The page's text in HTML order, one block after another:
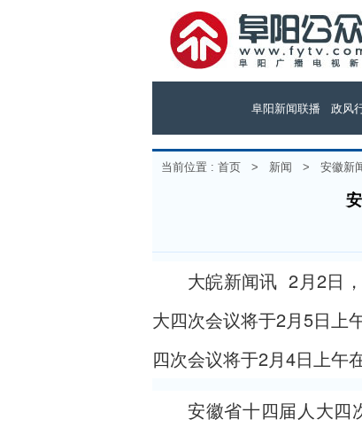
阜阳新闻联播 政风
当前位置 : 首页 > 新闻 > 安徽新
大皖新闻讯 2月2日
大四次会议将于2月5日上
四次会议将于2月4日上午
安徽省十四届人大四